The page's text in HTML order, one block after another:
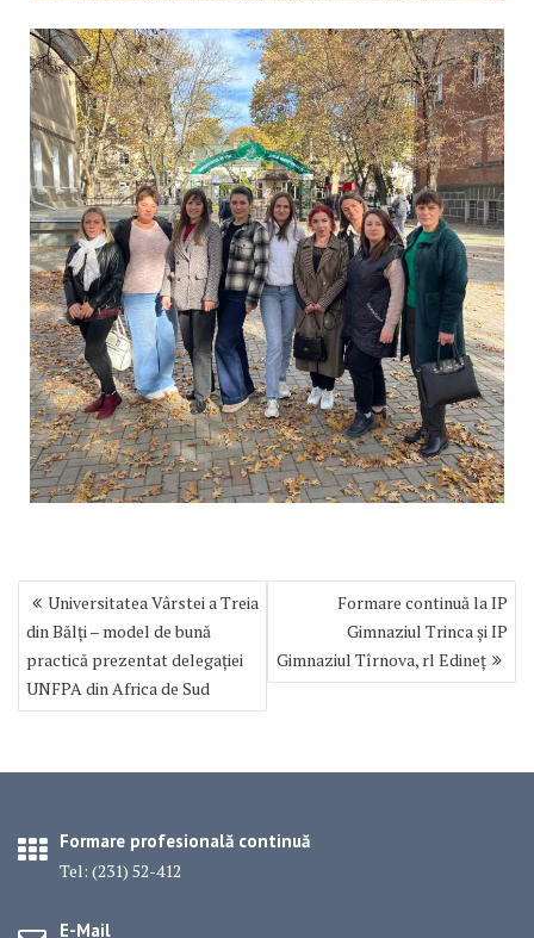
Navigare
în
articole
Universitatea Vârstei a Treia
din Bălți – model de bună
practică prezentat delegației
UNFPA din Africa de Sud
Formare continuă la IP
Gimnaziul Trinca și IP
Gimnaziul Tîrnova, rl Edineț
Formare profesională continuă
Tel: (231) 52-412
E-Mail